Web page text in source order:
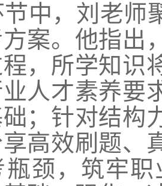
中，刘老师
案。他指出
，所学知识
人才素养要
；针对结构
高效刷题、
瓶颈，筑牢